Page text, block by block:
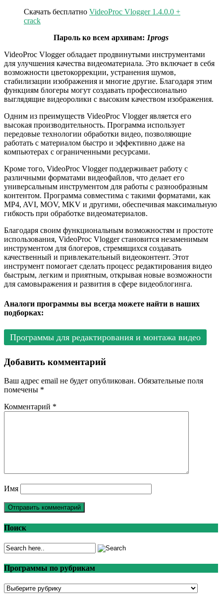
Скачать бесплатно VideoProc Vlogger 1.4.0.0 +
crack
Пароль ко всем архивам: 1progs
VideoProc Vlogger обладает продвинутыми инструментами
для улучшения качества видеоматериала. Это включает в себя
возможности цветокоррекции, устранения шумов,
стабилизации изображения и многие другие. Благодаря этим
функциям блогеры могут создавать профессионально
выглядящие видеоролики с высоким качеством изображения.
Одним из преимуществ VideoProc Vlogger является его
высокая производительность. Программа использует
передовые технологии обработки видео, позволяющие
работать с материалом быстро и эффективно даже на
компьютерах с ограниченными ресурсами.
Кроме того, VideoProc Vlogger поддерживает работу с
различными форматами видеофайлов, что делает его
универсальным инструментом для работы с разнообразным
контентом. Программа совместима с такими форматами, как
MP4, AVI, MOV, MKV и другими, обеспечивая максимальную
гибкость при обработке видеоматериалов.
Благодаря своим функциональным возможностям и простоте
использования, VideoProc Vlogger становится незаменимым
инструментом для блогеров, стремящихся создавать
качественный и привлекательный видеоконтент. Этот
инструмент помогает сделать процесс редактирования видео
быстрым, легким и приятным, открывая новые возможности
для самовыражения и развития в сфере видеоблогинга.
Аналоги программы вы всегда можете найти в наших
подборках:
Программы для редактирования и монтажа видео
Добавить комментарий
Ваш адрес email не будет опубликован. Обязательные поля
помечены *
Комментарий *
Имя
Поиск
Программы по рубрикам
Программы